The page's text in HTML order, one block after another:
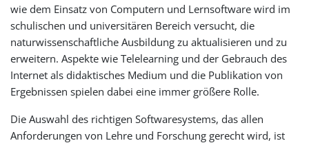
wie dem Einsatz von Computern und Lernsoftware wird im
schulischen und universitären Bereich versucht, die
naturwissenschaftliche Ausbildung zu aktualisieren und zu
erweitern. Aspekte wie Telelearning und der Gebrauch des
Internet als didaktisches Medium und die Publikation von
Ergebnissen spielen dabei eine immer größere Rolle.
Die Auswahl des richtigen Softwaresystems, das allen
Anforderungen von Lehre und Forschung gerecht wird, ist